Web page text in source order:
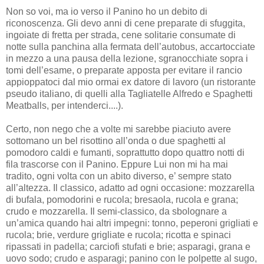
Non so voi, ma io verso il Panino ho un debito di
riconoscenza. Gli devo anni di cene preparate di sfuggita,
ingoiate di fretta per strada, cene solitarie consumate di
notte sulla panchina alla fermata dell’autobus, accartocciate
in mezzo a una pausa della lezione, sgranocchiate sopra i
tomi dell’esame, o preparate apposta per evitare il rancio
appioppatoci dal mio ormai ex datore di lavoro (un ristorante
pseudo italiano, di quelli alla Tagliatelle Alfredo e Spaghetti
Meatballs, per intenderci....).
Certo, non nego che a volte mi sarebbe piaciuto avere
sottomano un bel risottino all’onda o due spaghetti al
pomodoro caldi e fumanti, soprattutto dopo quattro notti di
fila trascorse con il Panino. Eppure Lui non mi ha mai
tradito, ogni volta con un abito diverso, e’ sempre stato
all’altezza. Il classico, adatto ad ogni occasione: mozzarella
di bufala, pomodorini e rucola; bresaola, rucola e grana;
crudo e mozzarella. Il semi-classico, da sbolognare a
un’amica quando hai altri impegni: tonno, peperoni grigliati e
rucola; brie, verdure grigliate e rucola; ricotta e spinaci
ripassati in padella; carciofi stufati e brie; asparagi, grana e
uovo sodo; crudo e asparagi; panino con le polpette al sugo,